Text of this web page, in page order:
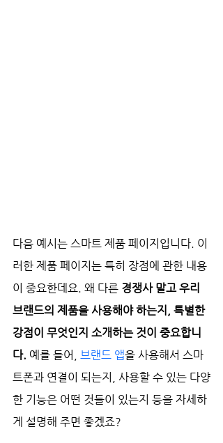
다음 예시는 스마트 제품 페이지입니다. 이
러한 제품 페이지는 특히 장점에 관한 내용
이 중요한데요. 왜 다른 경쟁사 말고 우리
브랜드의 제품을 사용해야 하는지, 특별한
강점이 무엇인지 소개하는 것이 중요합니
다. 예를 들어, 브랜드 앱을 사용해서 스마
트폰과 연결이 되는지, 사용할 수 있는 다양
한 기능은 어떤 것들이 있는지 등을 자세하
게 설명해 주면 좋겠죠?